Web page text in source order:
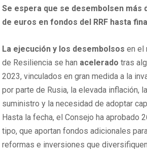
Se espera que se desembolsen más
de euros en fondos del RRF hasta
La ejecución y los desembolsos en el
de Resiliencia se han acelerado tras
2023, vinculados en gran medida a la
por parte de Rusia, la elevada inflación,
suministro y la necesidad de adoptar
Hasta la fecha, el Consejo ha aprobado
tipo, que aportan fondos adicionales
reformas e inversiones que